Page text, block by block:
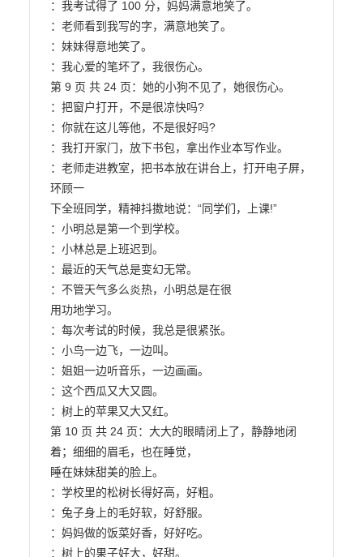
：我考试得了 100 分，妈妈满意地笑了。
：老师看到我写的字，满意地笑了。
：妹妹得意地笑了。
：我心爱的笔坏了，我很伤心。
第 9 页 共 24 页：她的小狗不见了，她很伤心。
：把窗户打开，不是很凉快吗?
：你就在这儿等他，不是很好吗?
：我打开家门，放下书包，拿出作业本写作业。
：老师走进教室，把书本放在讲台上，打开电子屏，
环顾一
下全班同学，精神抖擞地说：“同学们，上课!”
：小明总是第一个到学校。
：小林总是上班迟到。
：最近的天气总是变幻无常。
：不管天气多么炎热，小明总是在很
用功地学习。
：每次考试的时候，我总是很紧张。
：小鸟一边飞，一边叫。
：姐姐一边听音乐，一边画画。
：这个西瓜又大又圆。
：树上的苹果又大又红。
第 10 页 共 24 页：大大的眼睛闭上了，静静地闭
着；细细的眉毛，也在睡觉，
睡在妹妹甜美的脸上。
：学校里的松树长得好高，好粗。
：兔子身上的毛好软，好舒服。
：妈妈做的饭菜好香，好好吃。
：树上的果子好大，好甜。